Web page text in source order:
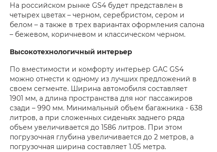
На российском рынке GS4 будет представлен в
четырех цветах – черном, серебристом, сером и
белом – а также в трех вариантах оформления салона
– бежевом, коричневом и классическом черном.
Высокотехнологичный интерьер
По вместимости и комфорту интерьер GAC GS4
можно отнести к одному из лучших предложений в
своем сегменте. Ширина автомобиля составляет
1901 мм, а длина пространства для ног пассажиров
сзади – 990 мм. Минимальный объем багажника - 638
литров, а при сложенных сиденьях заднего ряда
объем увеличивается до 1586 литров. При этом
погрузочная глубина увеличивается до 2 метров, a
погрузочная ширина составляет 1.05 метра.